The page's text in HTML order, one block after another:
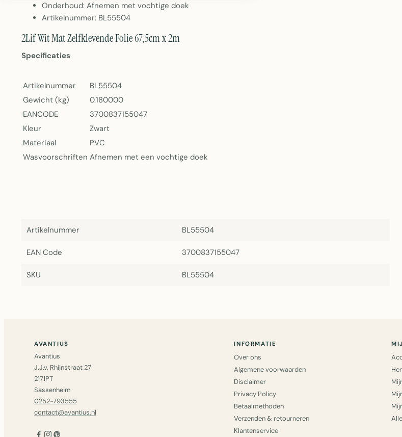
Onderhoud: Afnemen met vochtige doek
Artikelnummer: BL55504
2Lif Wit Mat Zelfklevende Folie 67,5cm x 2m
Specificaties
Artikelnummer
BL55504
Gewicht (kg)
0.180000
EANCODE
3700837155047
Kleur
Zwart
Materiaal
PVC
Wasvoorschriften Afnemen met een vochtige doek
Artikelnummer BL55504
EAN Code 3700837155047
SKU BL55504
AVANTIUS
Avantius
J.J.v. Rhijnstraat 27
2171PT
Sassenheim
0252-793555
contact@avantius.nl
INFORMATIE
Over ons
Algemene voorwaarden
Disclaimer
Privacy Policy
Betaalmethoden
Verzenden & retourneren
Klantenservice